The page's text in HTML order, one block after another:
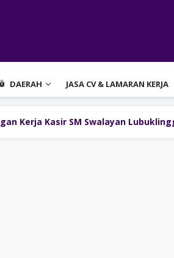
DAERAH JASA CV & LAMARAN KERJA
SM Swalayan Lubuklinggau (SM Group)